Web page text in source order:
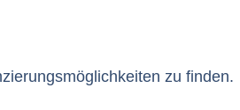
zu finden.